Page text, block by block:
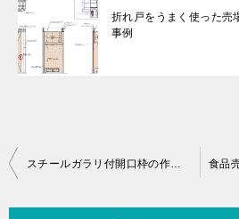
折れ戸をうまく使った売
事例
投